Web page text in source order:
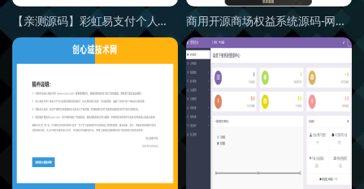
【亲测源码】彩虹易支付个人免签支付源码-支付系统网站源码 商用开源商场权益系统源码-网站导航HTML主页源码